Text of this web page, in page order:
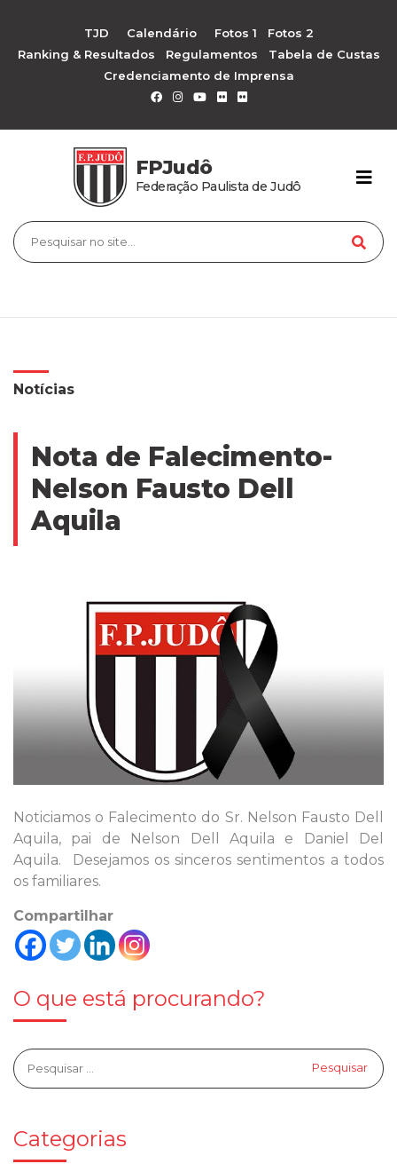
TJD Calendário Fotos 1
Fotos 2
Ranking & Resultados
Regulamentos
Tabela de Custas
Credenciamento de Imprensa
FPJudô
Federação Paulista de Judô
Notícias
Nota de Falecimento-
Nelson Fausto Dell
Aquila
Noticiamos o Falecimento do Sr. Nelson Fausto Dell
Aquila, pai de Nelson Dell Aquila e Daniel Del
Aquila. Desejamos os sinceros sentimentos a todos
os familiares.
Compartilhar
O que está procurando?
Categorias